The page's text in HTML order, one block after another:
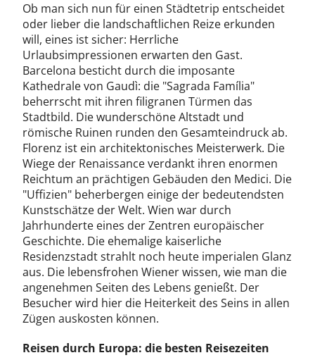
Ob man sich nun für einen Städtetrip entscheidet
oder lieber die landschaftlichen Reize erkunden
will, eines ist sicher: Herrliche
Urlaubsimpressionen erwarten den Gast.
Barcelona besticht durch die imposante
Kathedrale von Gaudì: die "Sagrada Família"
beherrscht mit ihren filigranen Türmen das
Stadtbild. Die wunderschöne Altstadt und
römische Ruinen runden den Gesamteindruck ab.
Florenz ist ein architektonisches Meisterwerk. Die
Wiege der Re­nais­sance verdankt ihren enormen
Reichtum an prächtigen Gebäuden den Medici. Die
"Uffizien" beherbergen einige der bedeutendsten
Kunstschätze der Welt. Wien war durch
Jahrhunderte eines der Zentren europäischer
Geschichte. Die ehemalige kaiserliche
Residenzstadt strahlt noch heute imperialen Glanz
aus. Die lebensfrohen Wiener wissen, wie man die
angenehmen Seiten des Lebens genießt. Der
Besucher wird hier die Heiterkeit des Seins in allen
Zügen auskosten können.
Reisen durch Europa: die besten Reisezeiten